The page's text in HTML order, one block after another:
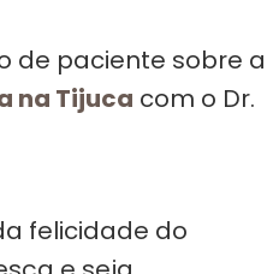
de paciente sobre a
na Tijuca com o Dr.
felicidade do